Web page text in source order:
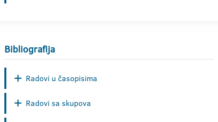
Bibliografija
Radovi u časopisima
Radovi sa skupova